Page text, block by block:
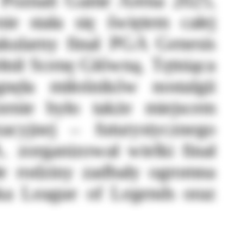
stała się świętem całej
finał PGA Genesis
Scenę Główną. Tętniąca
miłośników nostalgii
było także miejscem
– futurystycznego
wielki finał
rodziny zadbały ogromna
League of Legends oraz